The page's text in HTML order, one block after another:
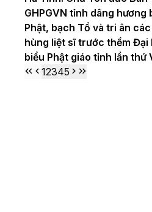
GHPGVN tỉnh dâng hương
Phật, bạch Tổ và tri ân
hùng liệt sĩ trước thềm Đại
biểu Phật giáo tỉnh lần thứ
12345